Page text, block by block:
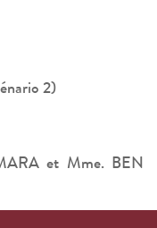
2)
et Mme. BEN